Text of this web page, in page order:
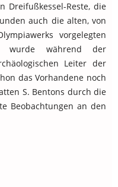
Dreifußkessel-Reste, die
auch die alten, von
vorgelegten
wurde während der
Leiter der
das Vorhandene noch
S. Bentons durch die
Beobachtungen an den